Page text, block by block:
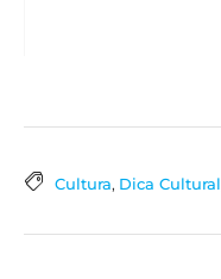
Cultura, Dica Cultural